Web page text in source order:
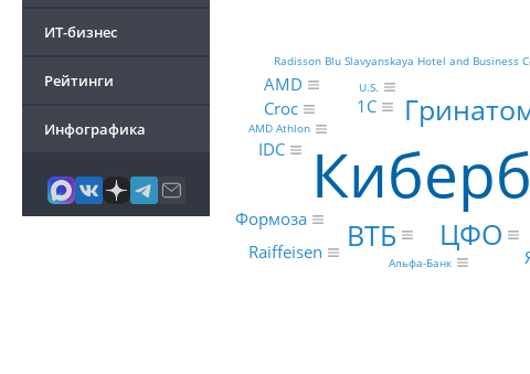
ИТ-бизнес
Рейтинги
Инфографика
ВТБ ЦФО
1С
AMD
Croc
Формоза
Raiffeisen
IDC
Альфа-Банк
Radisson Blu Slavyanskaya Hotel and Business
U.S.
AMD Athlon